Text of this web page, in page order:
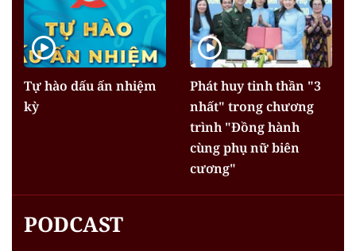
Tự hào dấu ấn nhiệm
kỳ
Phát huy tinh thần "3
nhất" trong chương
trình "Đồng hành
cùng phụ nữ biên
cương"
PODCAST